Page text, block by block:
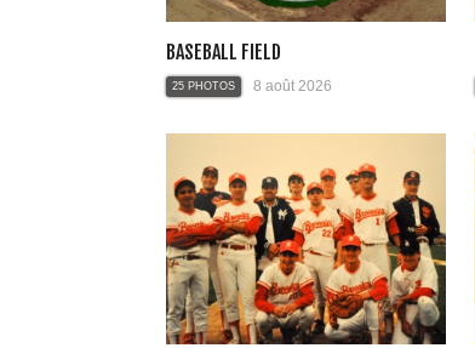
BASEBALL FIELD
25 PHOTOS 8 août 2026